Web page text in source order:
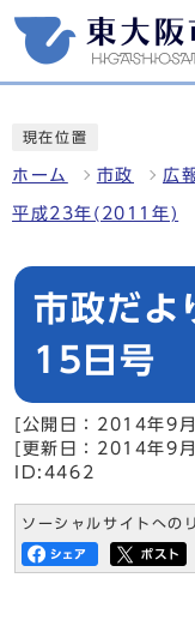
現在位置
ホーム 市政 広
平成23年(2011年)
市政だ
15日号
[公開日：2014年9
[更新日：2014年9
ID:4462
ソーシャルサイトへの